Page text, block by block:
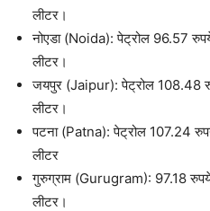
लीटर।
नोएडा (Noida): पेट्रोल 96.57
लीटर।
जयपुर (Jaipur): पेट्रोल 108.48
लीटर।
पटना (Patna): पेट्रोल 107.24
लीटर
गुरुग्राम (Gurugram): 97.18
लीटर।